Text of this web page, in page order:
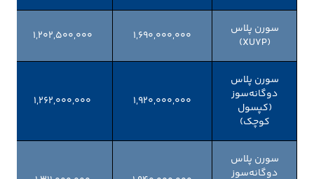
سورن پلاس
(XU7P)
۱,۶۹۰,۰۰۰,۰۰۰ ۱,۲۰۲,۵۰۰,۰۰۰
سورن پلاس
دوگانه‌سوز
(کپسول
کوچک)
۱,۹۲۰,۰۰۰,۰۰۰ ۱,۲۶۲,۰۰۰,۰۰۰
سورن پلاس
دوگانه‌سوز